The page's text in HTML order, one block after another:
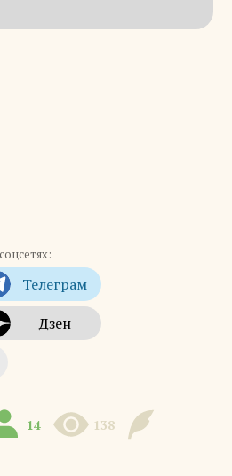
14 138